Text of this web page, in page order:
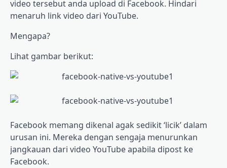
video tersebut anda upload di Facebook. Hindari
menaruh link video dari YouTube.
Mengapa?
Lihat gambar berikut:
Facebook memang dikenal agak sedikit ‘licik’ dalam
urusan ini. Mereka dengan sengaja menurunkan
jangkauan dari video YouTube apabila dipost ke
Facebook.